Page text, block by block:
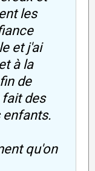
les
et j'ai
à la
de
des
enfants.
qu'on